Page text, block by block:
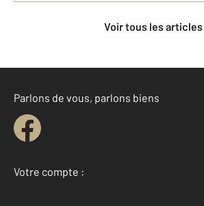
Voir tous les articles
Parlons de vous, parlons biens
Votre compte :
Accéder à mon compte